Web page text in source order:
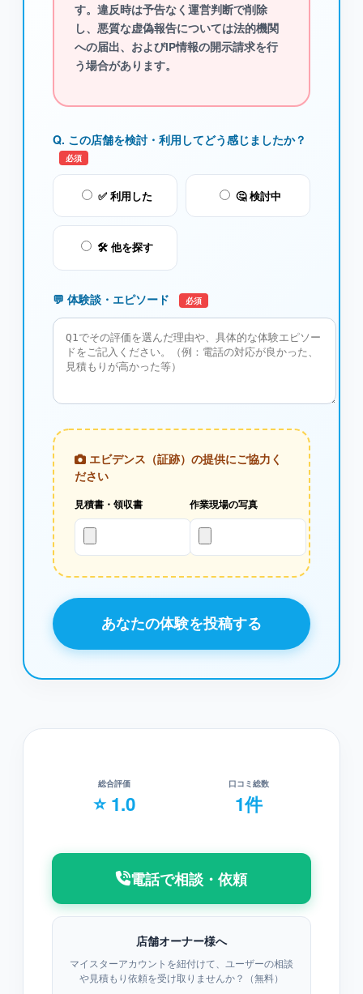
す。違反時は予告なく運営判断で削除
し、悪質な虚偽報告については法的機関
への届出、およびIP情報の開示請求を行
う場合があります。
Q. この店舗を検討・利用してどう感じましたか？
必須
✅ 利用した 🤔 検討中
🛠️ 他を探す
💬 体験談・エピソード 必須
エビデンス（証跡）の提供にご協力く
ださい
見積書・領収書 作業現場の写真
あなたの体験を投稿する
総合評価
⭐ 1.0
口コミ総数
1件
電話で相談・依頼
店舗オーナー様へ
マイスターアカウントを紐付けて、ユーザーの相談
や見積もり依頼を受け取りませんか？（無料）